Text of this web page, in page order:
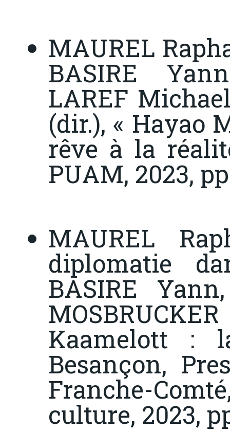
MAUREL
BASIRE
LAREF
(dir.), « Hayao
rêve à la
PUAM, 2023,
MAUREL
diplomatie
BASIRE
Kaamelott :
Besançon,
Franche-
culture, 2023,